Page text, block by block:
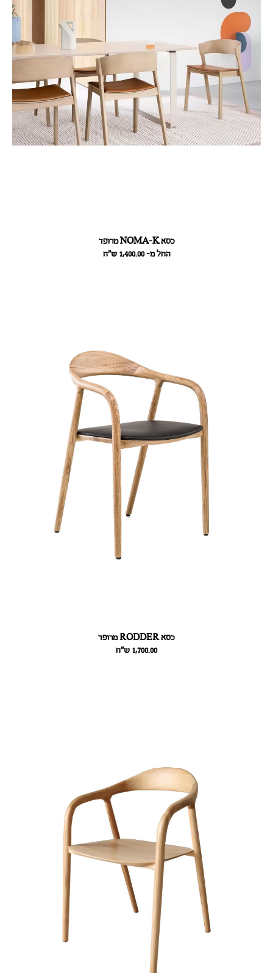
כסא NOMA-K מרופד
החל מ- 1,400.00
ש״ח
כסא RODDER מרופד
1,700.00 ש״ח